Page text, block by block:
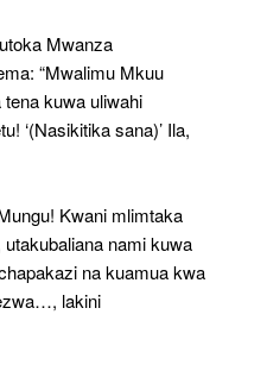
Mwanza
“Mwalimu Mkuu
kuwa uliwahi
‘(Nasikitika sana)’ Ila,
Kwani mlimtaka
nami kuwa
na kuamua kwa
lakini